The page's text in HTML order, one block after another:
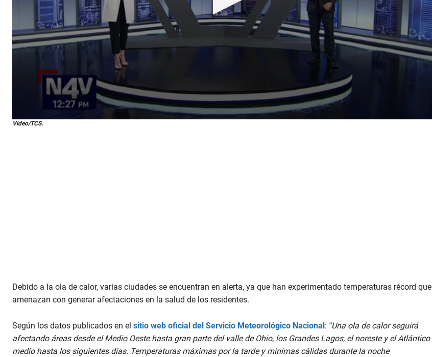
0
o
u
9
0
%
Video/TCS.
Debido a la ola de calor, varias ciudades se encuentran en alerta, ya que han experimentado temperaturas récord que
amenazan con generar afectaciones en la salud de los residentes.
Según los datos publicados en el sitio web oficial del Servicio Meteorológico Nacional : “Una ola de calor seguirá
afectando áreas desde el Medio Oeste hasta gran parte del valle de Ohio, los Grandes Lagos, el noreste y el Atlántico
medio hasta los siguientes días. Temperaturas máximas por la tarde y mínimas cálidas durante la noche